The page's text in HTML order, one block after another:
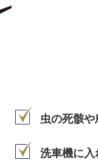
虫の死骸
洗車機に